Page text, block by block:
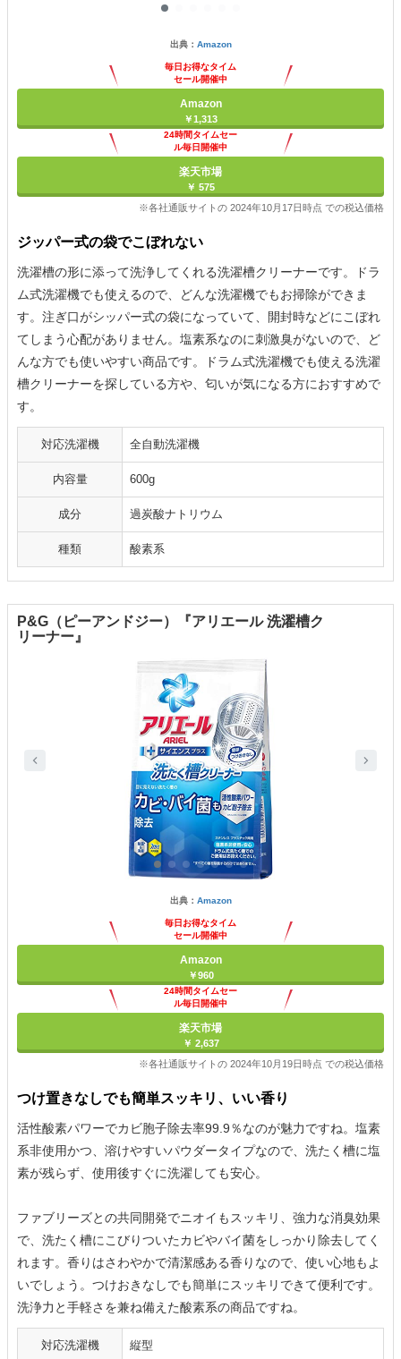
出典： Amazon
毎日お得なタイム
セール開催中
Amazon
￥1,313
24時間タイムセー
ル毎日開催中
楽天市場
￥ 575
※各社通販サイトの 2024年10月17日時点 での税込価格
ジッパー式の袋でこぼれない
洗濯槽の形に添って洗浄してくれる洗濯槽クリーナーです。ドラ
ム式洗濯機でも使えるので、どんな洗濯機でもお掃除ができま
す。注ぎ口がシッパー式の袋になっていて、開封時などにこぼれ
てしまう心配がありません。塩素系なのに刺激臭がないので、ど
んな方でも使いやすい商品です。ドラム式洗濯機でも使える洗濯
槽クリーナーを探している方や、匂いが気になる方におすすめで
す。
対応洗濯機 全自動洗濯機
内容量 600g
成分 過炭酸ナトリウム
種類 酸素系
P&G（ピーアンドジー）『アリエール 洗濯槽ク
リーナー』
出典： Amazon
毎日お得なタイム
セール開催中
Amazon
￥960
24時間タイムセー
ル毎日開催中
楽天市場
￥ 2,637
※各社通販サイトの 2024年10月19日時点 での税込価格
つけ置きなしでも簡単スッキリ、いい香り
活性酸素パワーでカビ胞子除去率99.9％なのが魅力ですね。塩素
系非使用かつ、溶けやすいパウダータイプなので、洗たく槽に塩
素が残らず、使用後すぐに洗濯しても安心。
ファブリーズとの共同開発でニオイもスッキリ、強力な消臭効果
で、洗たく槽にこびりついたカビやバイ菌をしっかり除去してく
れます。香りはさわやかで清潔感ある香りなので、使い心地もよ
いでしょう。つけおきなしでも簡単にスッキリできて便利です。
洗浄力と手軽さを兼ね備えた酸素系の商品ですね。
対応洗濯機 縦型